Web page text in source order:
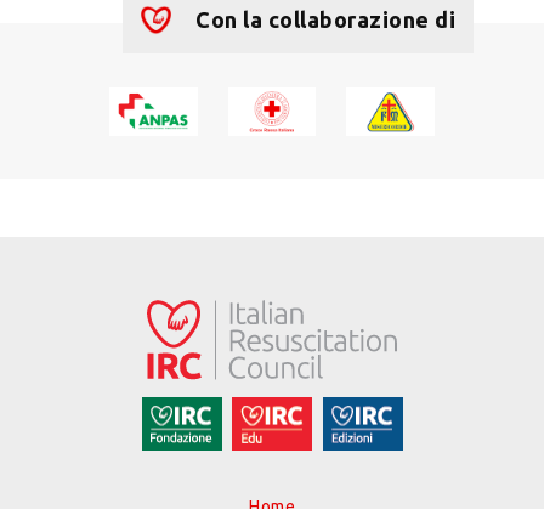
Con la collaborazione di